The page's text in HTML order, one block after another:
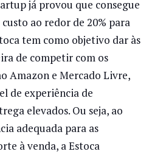
já provou que consegue
ao redor de 20% para
tem como objetivo dar às
de competir com os
Amazon e Mercado Livre,
de experiência de
elevados. Ou seja, ao
adequada para as
à venda, a Estoca